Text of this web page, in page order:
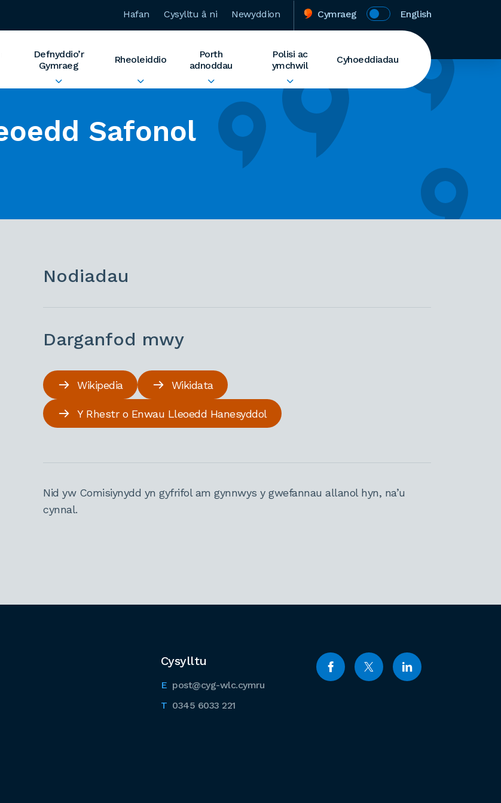
Hafan Cysylltu â ni Newyddion Cymraeg English
Defnyddio’r
Gymraeg
Rheoleiddio
Porth
adnoddau
Polisi ac
ymchwil
Cyhoeddiadau
Safonol
Nodiadau
Darganfod mwy
Wikipedia Wikidata
Y Rhestr o Enwau Lleoedd Hanesyddol
Nid yw Comisiynydd yn gyfrifol am gynnwys y gwefannau allanol hyn, na’u
cynnal.
Cysylltu
post@cyg-wlc.cymru
0345 6033 221